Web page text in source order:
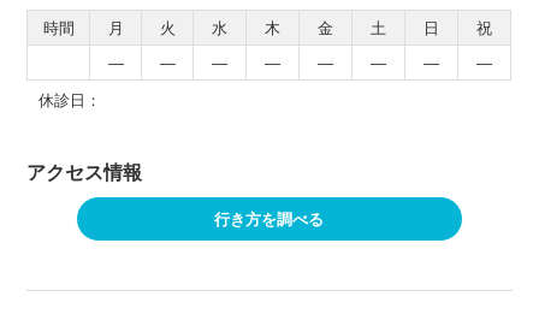
時間 月 火 水 木 金 土 日
祝
―
― ― ― ― ― ―
―
休診日：
アクセス情報
行き方を調べる